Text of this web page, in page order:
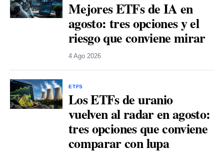
Mejores ETFs de IA en
agosto: tres opciones y el
riesgo que conviene mirar
4 Ago 2026
ETFS
Los ETFs de uranio
vuelven al radar en agosto:
tres opciones que conviene
comparar con lupa